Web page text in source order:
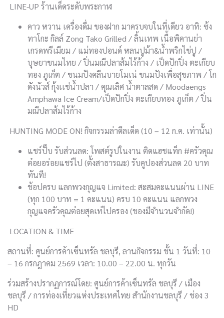
LINE-UP ร้านเด็ดระดับพระกาฬ
คาว หวาน เครื่องดื่ม ของฝาก มาครบจบในที่เดียว อาทิ: ซ้ง
ทาโกะ กิลล์ Zong Tako Grilled / ลิ้นเทพ เนื้อพิคานย่า
เกรดพรีเมียม / แม่ทองปอนด์ หลนปูม้า&น้ำพริกไข่ปู /
บุษยาขนมไทย / ปิ่นมณีปลาส้มไร้ก้าง / เป็ดปักปิ่ง ตะเกียบ
ทอง ภูเก็ต / ขนมปังคลีนบายโมเน่ ขนมปังเพื่อสุขภาพ / โก
ดังนัวส์ กุ้งเเช่น้ำปลา / คุณเลิศ น้ำตาลสด / Moodaengs
Amphawa Ice Cream/เป็ดปักปิ่ง ตะเกียบทอง ภูเก็ต / ปิ่น
มณีปลาส้มไร้ก้าง
HUNTING MODE ON! กิจกรรมล่าดีลเด็ด (10 – 12 ก.ค. เท่านั้น)
แชร์ปั๊บ รับส่วนลด: โพสต์รูปในงาน ติดแฮชแท็ก #ครัวคุณ
ต๋อยอร่อยแชร์ไป (ตั้งสาธารณะ) รับคูปองส่วนลด 20 บาท
ทันที!
ช้อปครบ แลกพวงกุญแจ Limited: สะสมคะแนนผ่าน LINE
(ทุก 100 บาท = 1 คะแนน) ครบ 10 คะแนน แลกพวง
กุญแจครัวคุณต๋อยสุดเท่ไปครอง (ของมีจำนวนจำกัด!)
LOCATION & TIME
สถานที่: ศูนย์การค้าเซ็นทรัล ชลบุรี, ลานกิจกรรม ชั้น 1 วันที่: 10
– 16 กรกฎาคม 2569 เวลา: 10.00 – 22.00 น. ทุกวัน
ร่วมสร้างปรากฏการณ์โดย: ศูนย์การค้าเซ็นทรัล ชลบุรี / เมือง
ชลบุรี / การท่องเที่ยวแห่งประเทศไทย สำนักงานชลบุรี / ช่อง 3
HD